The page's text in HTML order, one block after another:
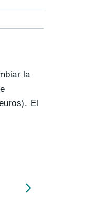
la
El